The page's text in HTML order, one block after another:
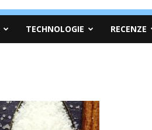
TECHNOLOGIE RECENZE